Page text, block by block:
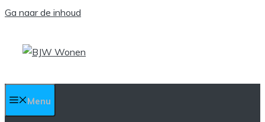
Ga naar de inhoud
Menu